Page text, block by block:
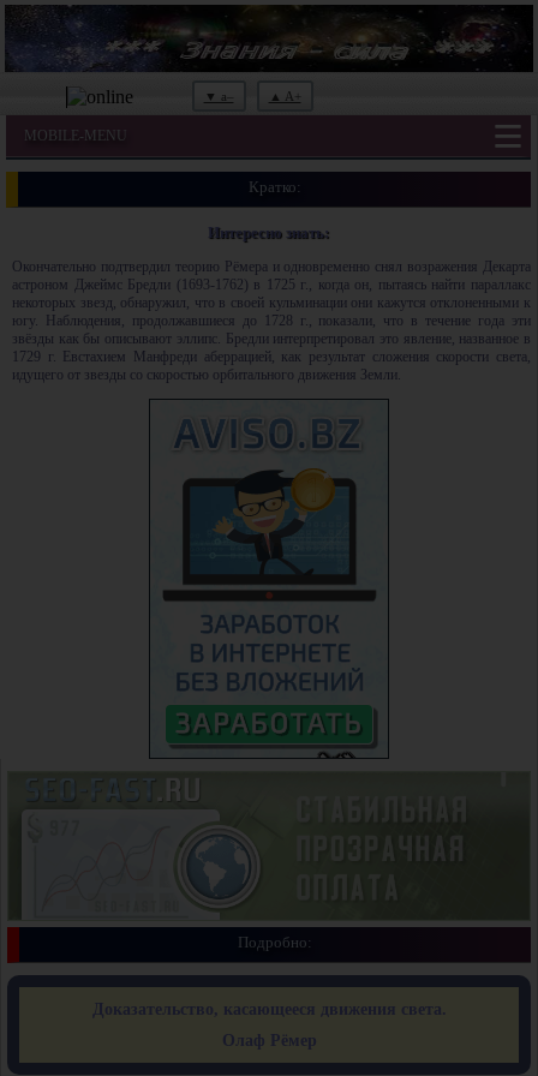
▼ a– ▲ A+
MOBILE-MENU
Кратко:
Интересно знать:
Окончательно подтвердил теорию Рёмера и одновременно снял возражения Декарта
астроном Джеймс Бредли (1693-1762) в 1725 г., когда он, пытаясь найти параллакс
некоторых звезд, обнаружил, что в своей кульминации они кажутся отклоненными к
югу. Наблюдения, продолжавшиеся до 1728 г., показали, что в течение года эти
звёзды как бы описывают эллипс. Бредли интерпретировал это явление, названное в
1729 г. Евстахием Манфреди аберрацией, как результат сложения скорости света,
идущего от звезды со скоростью орбитального движения Земли.
Подробно:
Доказательство, касающееся движения света.
Олаф Рёмер